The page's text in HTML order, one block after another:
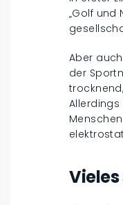
„Golf und
Aber
der